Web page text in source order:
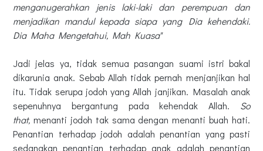
menganugerahkan jenis laki-laki dan perempuan dan
menjadikan mandul kepada siapa yang Dia kehendaki.
Dia Maha Mengetahui, Mah Kuasa"
Jadi jelas ya, tidak semua pasangan suami istri bakal
dikarunia anak. Sebab Allah tidak pernah menjanjikan hal
itu. Tidak serupa jodoh yang Allah janjikan. Masalah anak
sepenuhnya bergantung pada kehendak Allah. So
that, menanti jodoh tak sama dengan menanti buah hati.
Penantian terhadap jodoh adalah penantian yang pasti
sedangkan penantian terhadap anak adalah penantian